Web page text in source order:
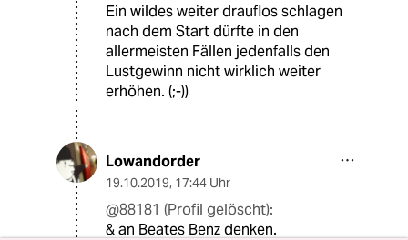
Ein wildes weiter drauflos schlagen
nach dem Start dürfte in den
allermeisten Fällen jedenfalls den
Lustgewinn nicht wirklich weiter
erhöhen. (;-))
Lowandorder
19.10.2019, 17:44 Uhr
@88181 (Profil gelöscht):
& an Beates Benz denken.